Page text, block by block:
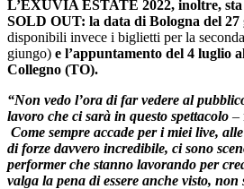
L’EXUVIA ESTATE 2022, inoltre,
SOLD OUT: la data di Bologna del 27
disponibili invece i biglietti per la
giungo) e l’appuntamento del 4 luglio
Collegno (TO).
“Non vedo l’ora di far vedere al
lavoro che ci sarà in questo spettacolo –
Come sempre accade per i miei live,
di forze davvero incredibile, ci sono
performer che stanno lavorando per
valga la pena di essere anche visto, non